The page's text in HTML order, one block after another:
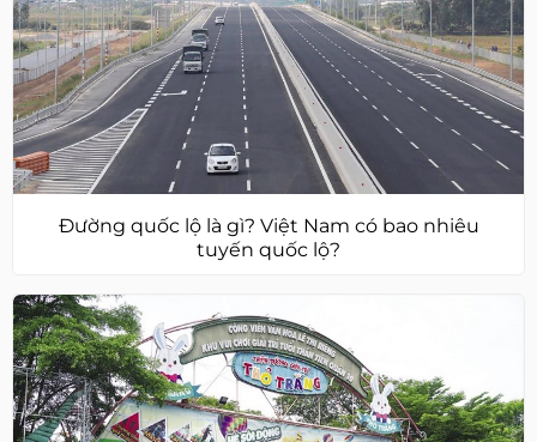
Đường quốc lộ là gì? Việt Nam có bao nhiêu
tuyến quốc lộ?